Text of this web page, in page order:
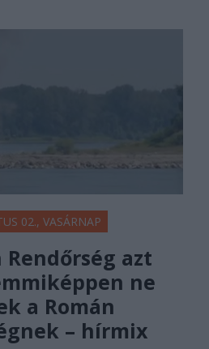
02., VASÁRNAP
Rendőrség azt
ne
a Román
– hírmix